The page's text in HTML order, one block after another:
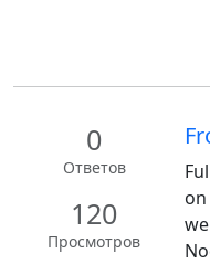
0
Ответов
120
Просмотров